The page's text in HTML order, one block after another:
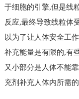
于细胞的引擎,但是线
反应,最终导致线粒体
以为了让人体安全工
补充能量是有限的,有
又小部分是人体不能
充剂补充人体内所需的